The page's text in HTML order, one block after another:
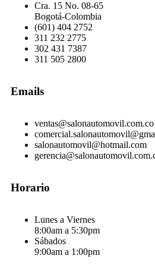
Cra. 15 No. 08-65
Bogotá-Colombia
(601) 404 2752
311 232 2775
302 431 7387
311 505 2800
Emails
ventas@salonautomovil.com.co
salonautomovil@hotmail.com
Horario
Lunes a Viernes
8:00am a 5:30pm
Sábados
9:00am a 1:00pm